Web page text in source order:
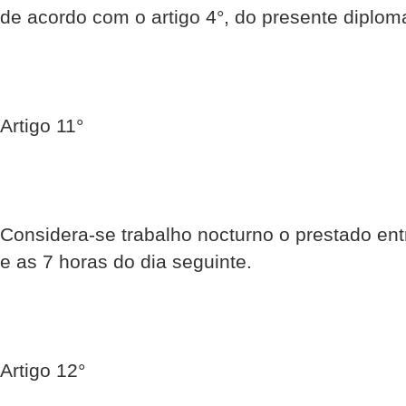
de acordo com o artigo 4°, do presente
Artigo 11°
Considera-se trabalho nocturno o prestado
e as 7 horas do dia seguinte.
Artigo 12°